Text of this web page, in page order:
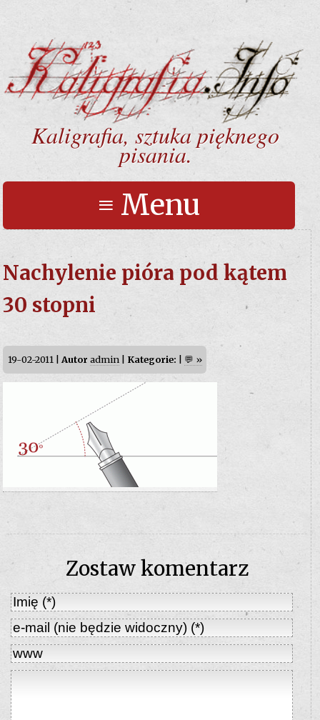
Kaligrafia, sztuka pięknego
pisania.
≡ Menu
Nachylenie pióra pod kątem
30 stopni
19-02-2011 | Autor admin| Kategorie: 💬 »
Zostaw komentarz